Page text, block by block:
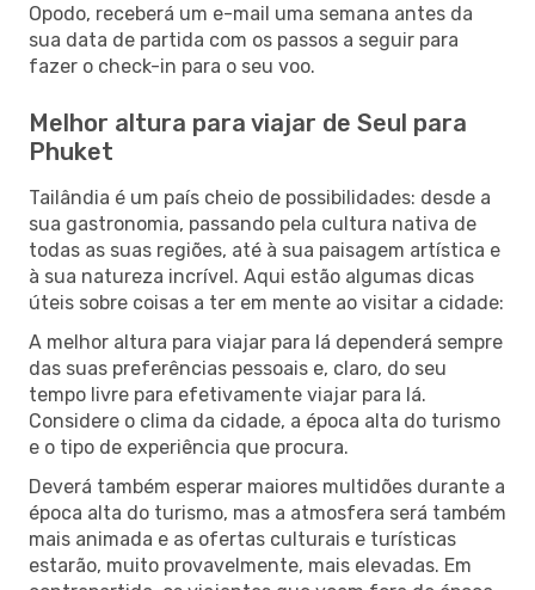
Opodo, receberá um e-mail uma semana antes da
sua data de partida com os passos a seguir para
fazer o check-in para o seu voo.
Melhor altura para viajar de Seul para
Phuket
Tailândia é um país cheio de possibilidades: desde a
sua gastronomia, passando pela cultura nativa de
todas as suas regiões, até à sua paisagem artística e
à sua natureza incrível. Aqui estão algumas dicas
úteis sobre coisas a ter em mente ao visitar a cidade:
A melhor altura para viajar para lá dependerá sempre
das suas preferências pessoais e, claro, do seu
tempo livre para efetivamente viajar para lá.
Considere o clima da cidade, a época alta do turismo
e o tipo de experiência que procura.
Deverá também esperar maiores multidões durante a
época alta do turismo, mas a atmosfera será também
mais animada e as ofertas culturais e turísticas
estarão, muito provavelmente, mais elevadas. Em